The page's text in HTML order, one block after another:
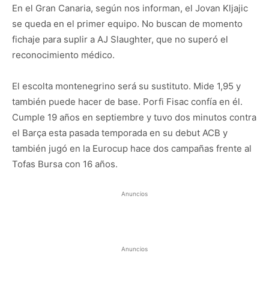
En el Gran Canaria, según nos informan, el Jovan Kljajic
se queda en el primer equipo. No buscan de momento
fichaje para suplir a AJ Slaughter, que no superó el
reconocimiento médico.
El escolta montenegrino será su sustituto. Mide 1,95 y
también puede hacer de base. Porfi Fisac confía en él.
Cumple 19 años en septiembre y tuvo dos minutos contra
el Barça esta pasada temporada en su debut ACB y
también jugó en la Eurocup hace dos campañas frente al
Tofas Bursa con 16 años.
Anuncios
Anuncios